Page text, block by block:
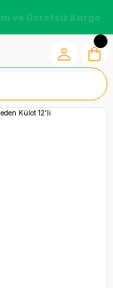
ve Ücretsiz Kargo